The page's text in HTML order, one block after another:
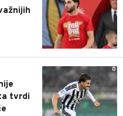
0
tvrdi